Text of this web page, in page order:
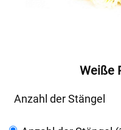
Weiße
Anzahl der Stängel